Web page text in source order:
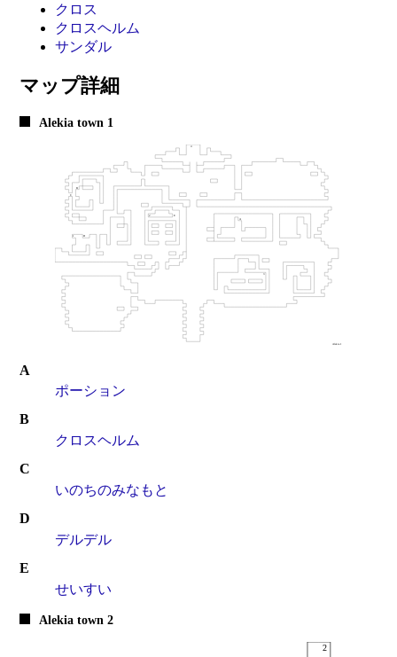
クロス
クロスヘルム
サンダル
マップ詳細
Alekia town 1
A
ポーション
B
クロスヘルム
C
いのちのみなもと
D
デルデル
E
せいすい
Alekia town 2